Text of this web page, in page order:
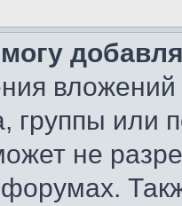
группы или
не